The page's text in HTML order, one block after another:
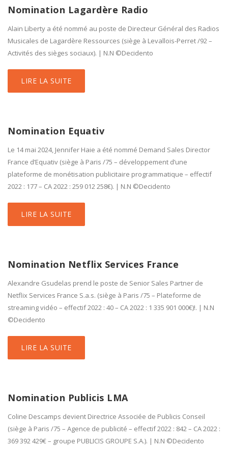
Nomination Lagardère Radio
Alain Liberty a été nommé au poste de Directeur Général des Radios
Musicales de Lagardère Ressources (siège à Levallois-Perret /92 –
Activités des sièges sociaux). | N.N ©Decidento
LIRE LA SUITE
Nomination Equativ
Le 14 mai 2024, Jennifer Haie a été nommé Demand Sales Director
France d’Equativ (siège à Paris /75 – développement d’une
plateforme de monétisation publicitaire programmatique – effectif
2022 : 177 – CA 2022 : 259 012 258€). | N.N ©Decidento
LIRE LA SUITE
Nomination Netflix Services France
Alexandre Gsudelas prend le poste de Senior Sales Partner de
Netflix Services France S.a.s. (siège à Paris /75 – Plateforme de
streaming vidéo – effectif 2022 : 40 – CA 2022 : 1 335 901 000€)!. | N.N
©Decidento
LIRE LA SUITE
Nomination Publicis LMA
Coline Descamps devient Directrice Associée de Publicis Conseil
(siège à Paris /75 – Agence de publicité – effectif 2022 : 842 – CA 2022 :
369 392 429€ – groupe PUBLICIS GROUPE S.A.). | N.N ©Decidento